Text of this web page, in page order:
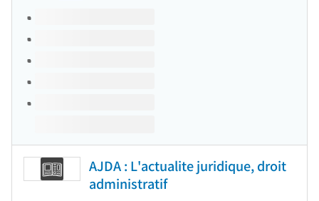
このタイトルの巻号
AJDA : L'actualite juridique, droit
administratif